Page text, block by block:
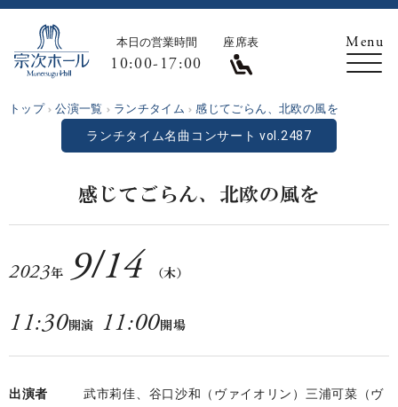
本日の営業時間
10:00-17:00
座席表
トップ 公演一覧 ランチタイム 感じてごらん、北欧の風を
ランチタイム名曲コンサート vol.2487
感じてごらん、北欧の風を
2023年 9/14 （木）
11:30開演 11:00開場
出演者
武市莉佳、谷口沙和（ヴァイオリン）三浦可菜（ヴ